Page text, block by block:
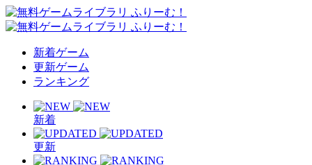
新着ゲーム
更新ゲーム
ランキング
新着
更新